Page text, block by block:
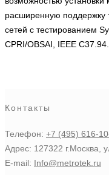
расширенную поддержку
сетей с тестированием
CPRI/OBSAI, IEEE
Контакты
Телефон: +7 (495) 616-
Адрес: 127322 г.Москва,
E-mail: Info@metrotek.ru